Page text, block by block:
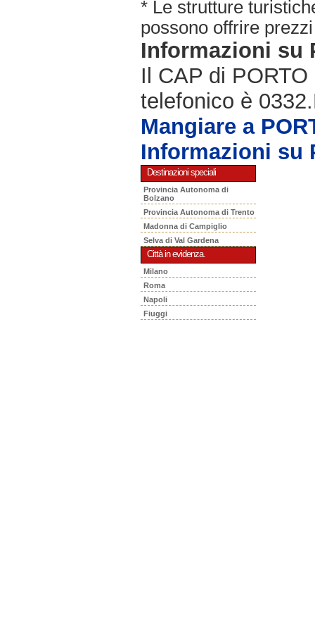
* Le strutture
possono offrire
Informazioni su
Il CAP di
telefonico è
Mangiare a
Informazioni su
Destinazioni speciali
Provincia Autonoma di
Bolzano
Provincia Autonoma di Trento
Madonna di Campiglio
Selva di Val Gardena
Città in evidenza.
Milano
Roma
Napoli
Fiuggi